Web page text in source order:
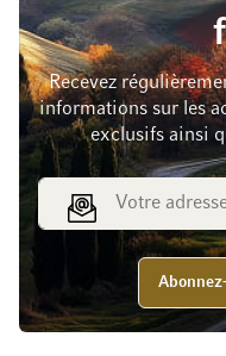
Recevez
informations sur les
exclusifs ainsi
Adresse e-mail